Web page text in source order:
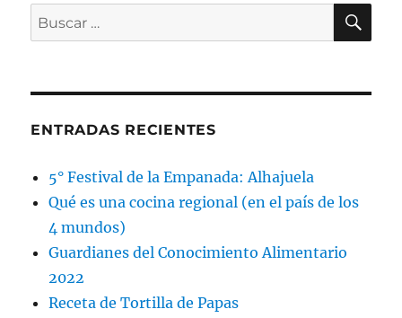
Buscar
por:
ENTRADAS RECIENTES
5° Festival de la Empanada: Alhajuela
Qué es una cocina regional (en el país de los
4 mundos)
Guardianes del Conocimiento Alimentario
2022
Receta de Tortilla de Papas